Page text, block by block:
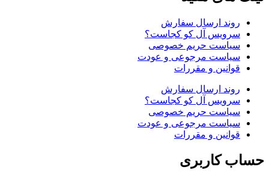
روند ارسال سفارش
سرویس آل کو کجاست؟
سیاست حریم خصوصی
سیاست مرجوعی و عودت
قوانین و مقررات
روند ارسال سفارش
سرویس آل کو کجاست؟
سیاست حریم خصوصی
سیاست مرجوعی و عودت
قوانین و مقررات
حساب کاربری